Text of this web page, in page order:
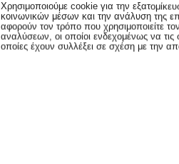
Αρχική Τιμή:257.50€
206.00€
Χρησιμοποιούμε cookie για την
κοινωνικών μέσων και την ανάλυση της
αφορούν τον τρόπο που χρησιμοποιείτε
αναλύσεων, οι οποίοι ενδεχομένως να
οποίες έχουν συλλέξει σε σχέση με την